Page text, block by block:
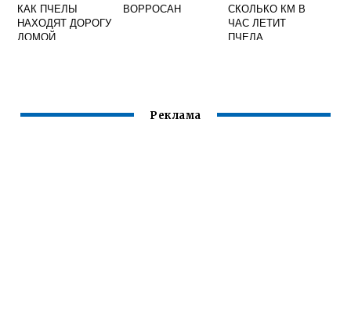
КАК ПЧЕЛЫ
НАХОДЯТ ДОРОГУ
ДОМОЙ
ВОРРОСАН
СКОЛЬКО КМ В
ЧАС ЛЕТИТ
ПЧЕЛА
Реклама